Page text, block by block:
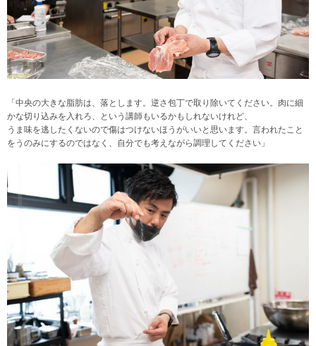
「中央の大きな脂肪は、落とします。逆さ包丁で取り除いてください。肉に細
かな切り込みを入れろ、という講師もいるかもしれないけれど、
うま味を逃したくないので傷はつけないほうがいいと思います。言われたこと
をうのみにするのではなく、自分でも考えながら調理してください」